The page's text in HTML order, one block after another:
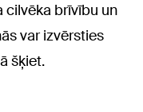
brīvību un
var izvērsties
šķiet.